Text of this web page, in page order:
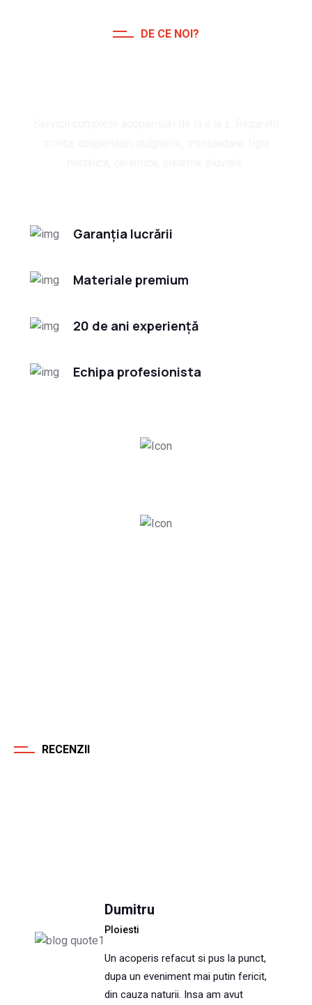
DE CE NOI?
Garanția lucrării
Materiale premium
20 de ani experiență
Echipa profesionista
RECENZII
Dumitru
Ploiesti
Un acoperis refacut si pus la punct,
dupa un eveniment mai putin fericit,
din cauza naturii. Insa am avut